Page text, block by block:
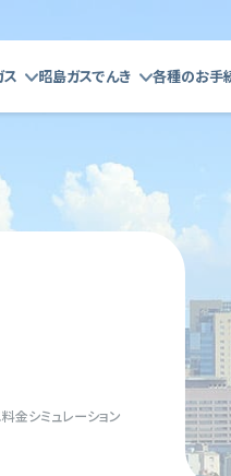
昭島ガスでんき 各種のお手
金シミュレーション